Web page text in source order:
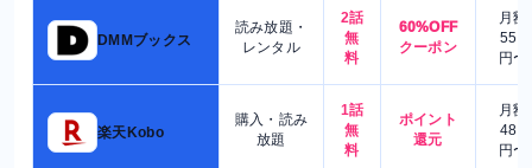
DMMブックス
読み放題・
レンタル
2話
無
料
60%OFF
クーポン
月額
550
円〜
楽天Kobo
購入・読み
放題
1話
無
料
ポイント
還元
月額
480
円〜